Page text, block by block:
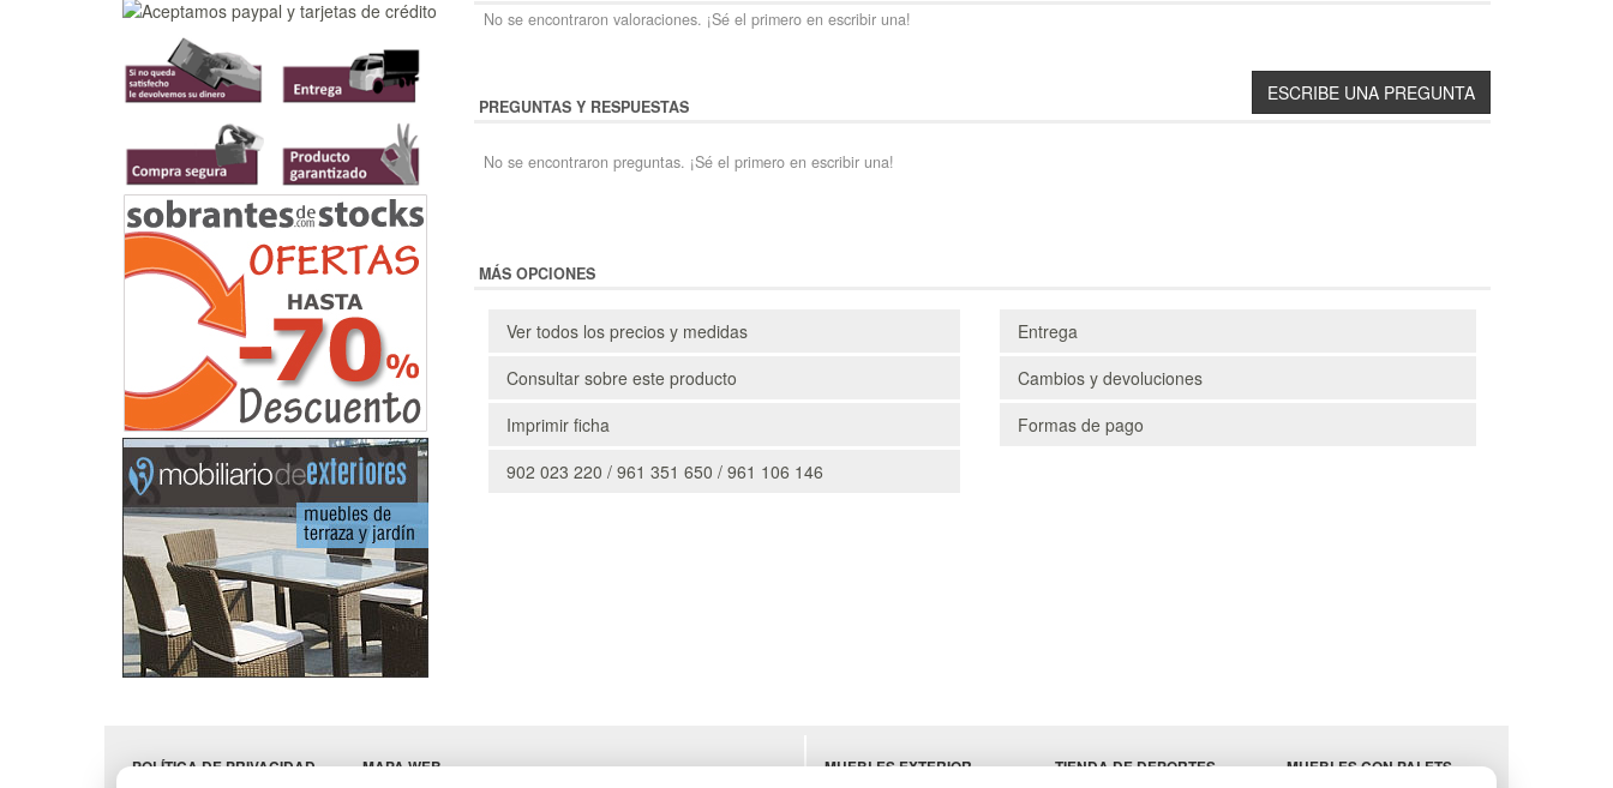
No se encontraron valoraciones. ¡Sé el primero en escribir una!
PREGUNTAS Y RESPUESTAS
No se encontraron preguntas. ¡Sé el primero en escribir una!
MÁS OPCIONES
Ver todos los precios y medidas
Consultar sobre este producto
Imprimir ficha
902 023 220 / 961 351 650 / 961 106 146
Entrega
Cambios y devoluciones
Formas de pago
POLÍTICA DE PRIVACIDAD
MAPA WEB
MUEBLES EXTERIOR
TIENDA DE DEPORTES
MUEBLES CON PALETS